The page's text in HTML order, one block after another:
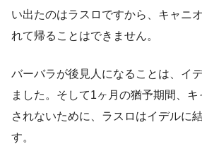
い出たのはラスロですから、キャニ
れて帰ることはできません。
バーバラが後見人になることは、イ
ました。そして1ヶ月の猶予期間、
されないために、ラスロはイデルに
す。